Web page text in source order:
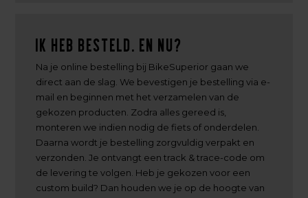
Ik heb besteld. En nu?
Na je online bestelling bij BikeSuperior gaan we
direct aan de slag. We bevestigen je bestelling via e-
mail en beginnen met het verzamelen van de
gekozen producten. Zodra alles gereed is,
monteren we indien nodig de fiets of onderdelen.
Daarna wordt je bestelling zorgvuldig verpakt en
verzonden. Je ontvangt een track & trace-code om
de levering te volgen. Heb je gekozen voor een
custom build? Dan houden we je op de hoogte van